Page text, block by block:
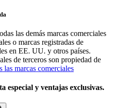
las demás marcas comerciales
o marcas registradas de
en EE. UU. y otros países.
de terceros son propiedad de
las marcas comerciales
especial y ventajas exclusivas.